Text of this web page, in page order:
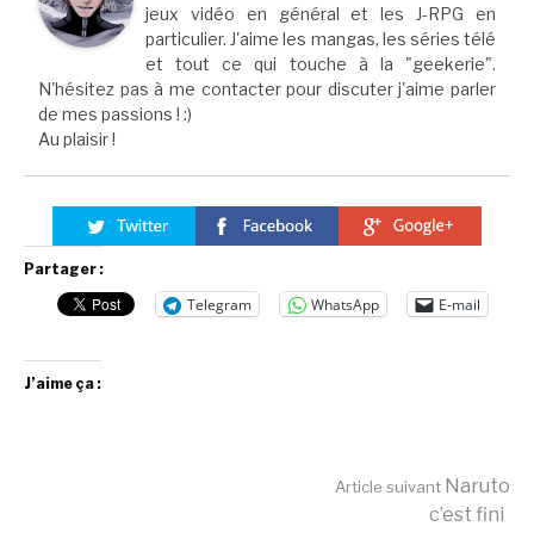
jeux vidéo en général et les J-RPG en
particulier. J'aime les mangas, les séries télé
et tout ce qui touche à la "geekerie".
N'hésitez pas à me contacter pour discuter j'aime parler
de mes passions ! :)
Au plaisir !
Partager :
Telegram WhatsApp E-mail
J’aime ça :
Article suivant Naruto
c’est fini